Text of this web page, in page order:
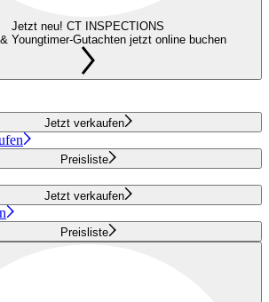
Jetzt neu! CT INSPECTIONS
Youngtimer-Gutachten jetzt online buchen
Jetzt verkaufen
Preisliste
Jetzt verkaufen
Preisliste